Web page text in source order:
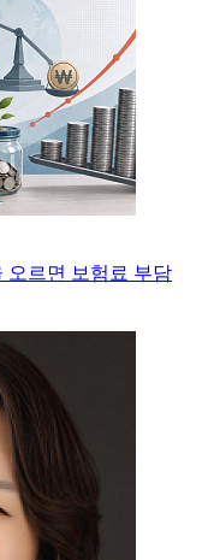
오르면 보험료 부담